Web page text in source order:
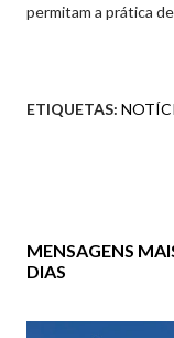
permitam a prática
ETIQUETAS:
MENSAGENS
DIAS